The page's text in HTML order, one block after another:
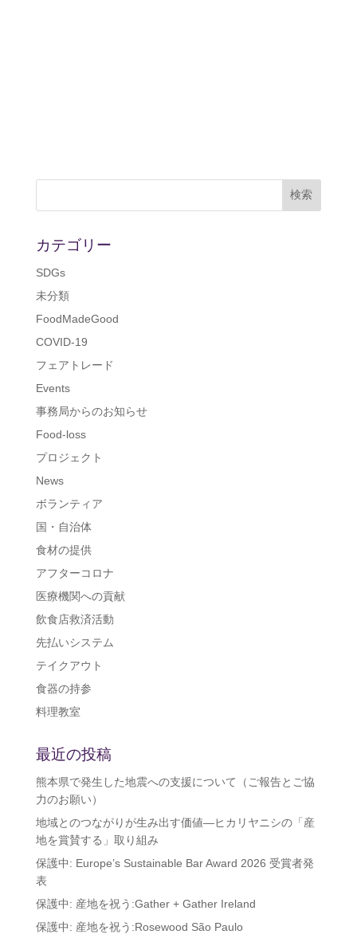
カテゴリー
SDGs
未分類
FoodMadeGood
COVID-19
フェアトレード
Events
事務局からのお知らせ
Food-loss
プロジェクト
News
ボランティア
国・自治体
食材の提供
アフターコロナ
医療機関への貢献
飲食店救済活動
先払いシステム
テイクアウト
食器の持参
料理教室
最近の投稿
熊本県で発生した地震への支援について（ご報告とご協
力のお願い）
地域とのつながりが生み出す価値―ヒカリヤニシの「産
地を賞賛する」取り組み
保護中: Europe’s Sustainable Bar Award 2026 受賞者発
表
保護中: 産地を祝う:Gather + Gather Ireland
保護中: 産地を祝う:Rosewood São Paulo